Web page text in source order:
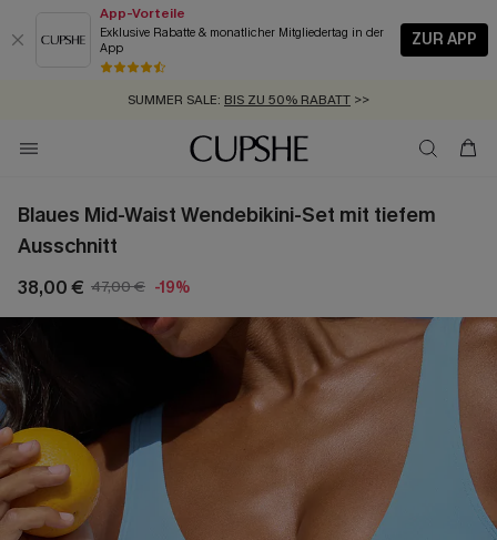
App-Vorteile
Exklusive Rabatte & monatlicher Mitgliedertag in der
App
ZUR APP
GRATIS MASSBAND MIT JEDEM SCHNELLVERSAND-ARTIKEL >>
SUMMER SALE: BIS ZU 50% RABATT >>
ZUM NEWSLETTER:BIS ZU -20% EXTRA ERHALTEN
KOSTENLOSER VERSAND AB 89 €
Blaues Mid-Waist Wendebikini-Set mit tiefem
Ausschnitt
38,00 € 47,00 € -19%